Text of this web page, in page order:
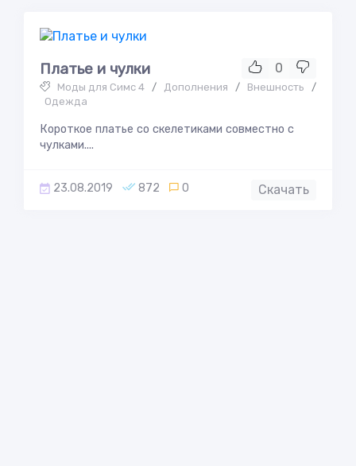
0
Платье и чулки
Моды для Симс 4 / Дополнения / Внешность
/
Одежда
Короткое платье со скелетиками совместно с
чулками....
23.08.2019 872 0 Скачать